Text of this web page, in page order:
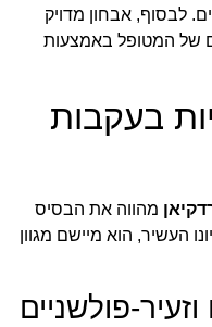
לבסוף, אבחון מדויק
של המטופל באמצעות
בעקבות
מהווה את הבסיס
העשיר, הוא מיישם מגוון
פולשניים